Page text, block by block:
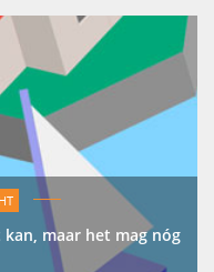
maar het mag nóg